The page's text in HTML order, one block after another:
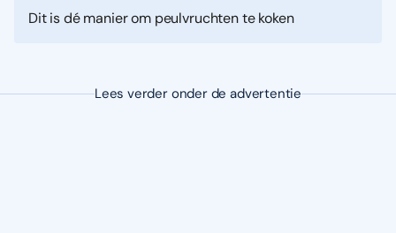
Dit is dé manier om peulvruchten te koken
Lees verder onder de advertentie